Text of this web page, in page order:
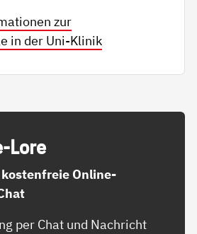
zur
in der Uni-Klinik
Lo­re
Online-
per Chat und Nachricht